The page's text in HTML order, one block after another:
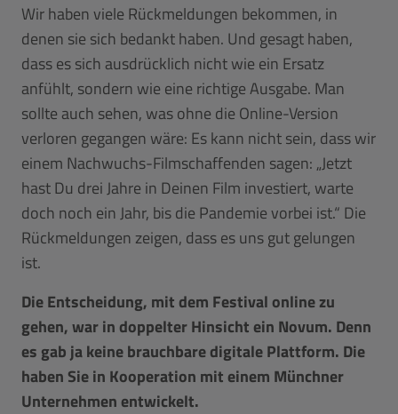
Wir haben viele Rückmeldungen bekommen, in
denen sie sich bedankt haben. Und gesagt haben,
dass es sich ausdrücklich nicht wie ein Ersatz
anfühlt, sondern wie eine richtige Ausgabe. Man
sollte auch sehen, was ohne die Online-Version
verloren gegangen wäre: Es kann nicht sein, dass wir
einem Nachwuchs-Filmschaffenden sagen: „Jetzt
hast Du drei Jahre in Deinen Film investiert, warte
doch noch ein Jahr, bis die Pandemie vorbei ist.“ Die
Rückmeldungen zeigen, dass es uns gut gelungen
ist.
Die Entscheidung, mit dem Festival online zu
gehen, war in doppelter Hinsicht ein Novum. Denn
es gab ja keine brauchbare digitale Plattform. Die
haben Sie in Kooperation mit einem Münchner
Unternehmen entwickelt.